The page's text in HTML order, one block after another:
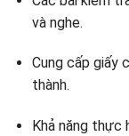
và nghe.
Cung cấp giấy
thành.
Khả năng thực